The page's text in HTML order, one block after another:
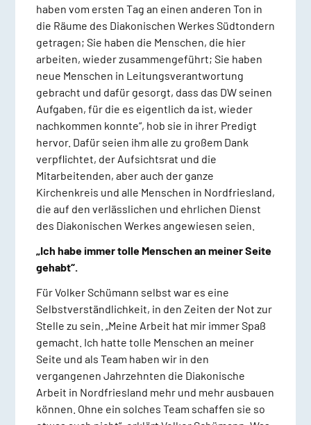
haben vom ersten Tag an einen anderen Ton in
die Räume des Diakonischen Werkes Südtondern
getragen; Sie haben die Menschen, die hier
arbeiten, wieder zusammengeführt; Sie haben
neue Menschen in Leitungsverantwortung
gebracht und dafür gesorgt, dass das DW seinen
Aufgaben, für die es eigentlich da ist, wieder
nachkommen konnte“, hob sie in ihrer Predigt
hervor. Dafür seien ihm alle zu großem Dank
verpflichtet, der Aufsichtsrat und die
Mitarbeitenden, aber auch der ganze
Kirchenkreis und alle Menschen in Nordfriesland,
die auf den verlässlichen und ehrlichen Dienst
des Diakonischen Werkes angewiesen seien.
„Ich habe immer tolle Menschen an meiner Seite
gehabt“.
Für Volker Schümann selbst war es eine
Selbstverständlichkeit, in den Zeiten der Not zur
Stelle zu sein. „Meine Arbeit hat mir immer Spaß
gemacht. Ich hatte tolle Menschen an meiner
Seite und als Team haben wir in den
vergangenen Jahrzehnten die Diakonische
Arbeit in Nordfriesland mehr und mehr ausbauen
können. Ohne ein solches Team schaffen sie so